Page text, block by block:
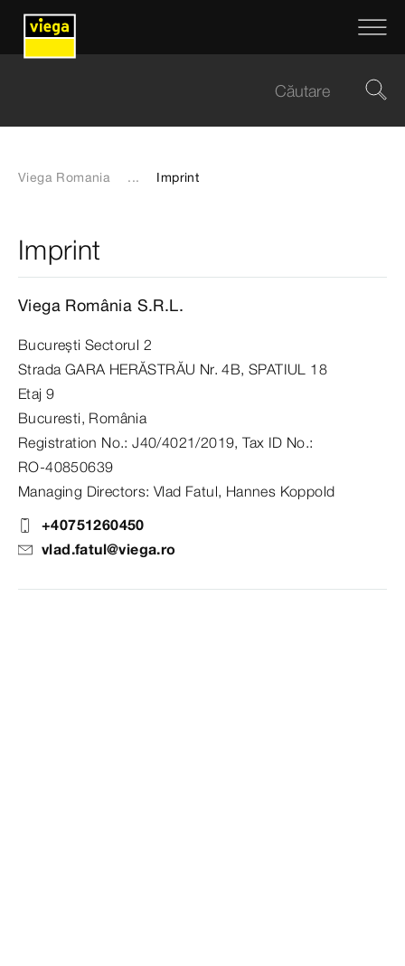
Viega Romania ... Imprint
Imprint
Viega România S.R.L.
Bucureşti Sectorul 2
Strada GARA HERĂSTRĂU Nr. 4B, SPATIUL 18
Etaj 9
Bucuresti, România
Registration No.: J40/4021/2019, Tax ID No.:
RO-40850639
Managing Directors: Vlad Fatul, Hannes Koppold
+40751260450
vlad.fatul@viega.ro